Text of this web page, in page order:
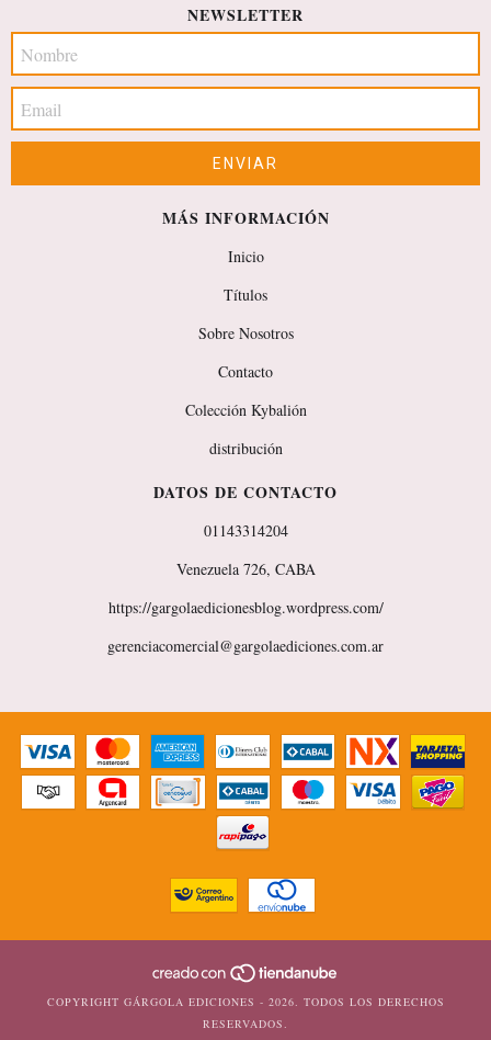
NEWSLETTER
MÁS INFORMACIÓN
Inicio
Títulos
Sobre Nosotros
Contacto
Colección Kybalión
distribución
DATOS DE CONTACTO
01143314204
Venezuela 726, CABA
https://gargolaedicionesblog.wordpress.com/
gerenciacomercial@gargolaediciones.com.ar
COPYRIGHT GÁRGOLA EDICIONES - 2026. TODOS LOS DERECHOS
RESERVADOS.